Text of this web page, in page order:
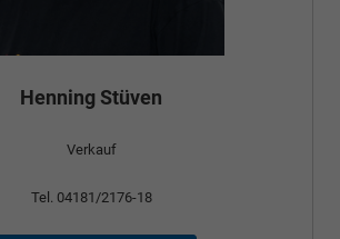
Henning Stüven
Verkauf
Tel. 04181/2176-18